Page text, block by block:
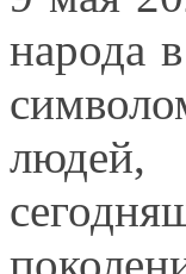
народа
людей,